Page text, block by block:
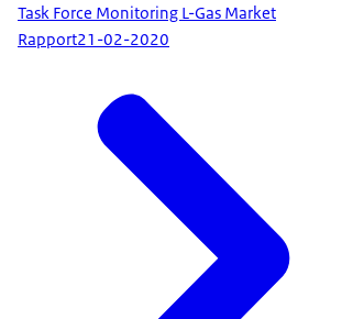
Task Force Monitoring L-Gas Market
Rapport21-02-2020